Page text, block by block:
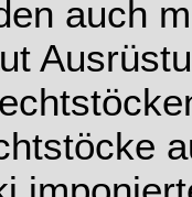
auch